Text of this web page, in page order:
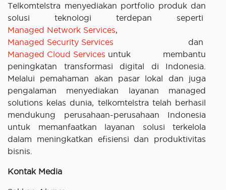
Telkomtelstra menyediakan portfolio produk dan
solusi teknologi terdepan seperti
Managed Network Services,
Managed Security Services dan
Managed Cloud Services untuk membantu
peningkatan transformasi digital di Indonesia.
Melalui pemahaman akan pasar lokal dan juga
pengalaman menyediakan layanan managed
solutions kelas dunia, telkomtelstra telah berhasil
mendukung perusahaan-perusahaan Indonesia
untuk memanfaatkan layanan solusi terkelola
dalam meningkatkan efisiensi dan produktivitas
bisnis.
Kontak Media